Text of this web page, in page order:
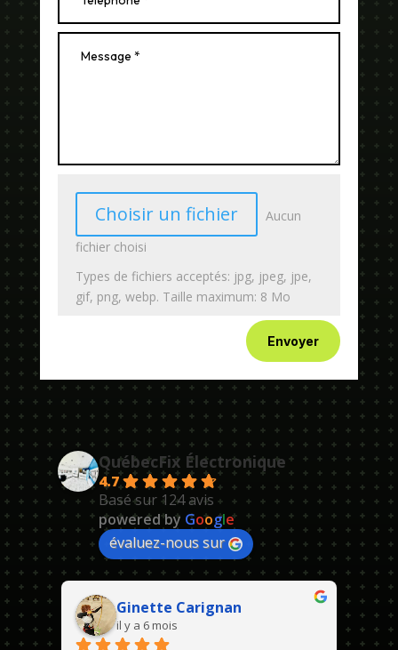
Choisir un fichier
Aucun
fichier choisi
Types de fichiers acceptés: jpg, jpeg, jpe,
gif, png, webp. Taille maximum: 8 Mo
Envoyer
QuébecFix Électronique
4.7
Basé sur 124 avis
powered by Google
évaluez-nous sur
Ginette Carignan
il y a 6 mois